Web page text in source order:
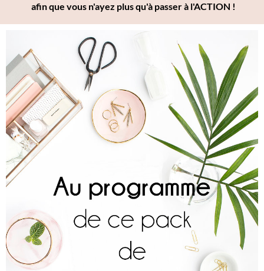
afin que vous n'ayez plus qu'à passer à l'ACTION !